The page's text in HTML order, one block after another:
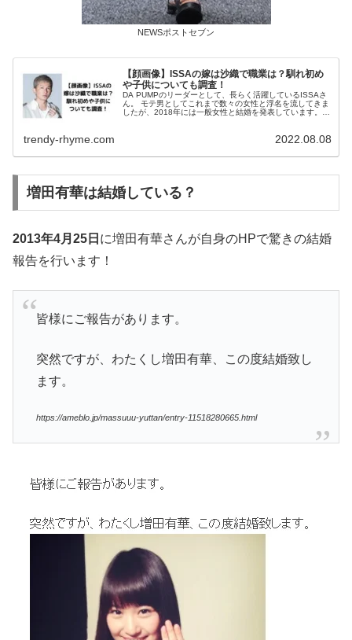
NEWSポストセブン
【顔画像】ISSAの嫁は沙織で職業は？馴れ初め
や子供についても調査！
DA PUMPのリーダーとして、長らく活躍しているISSAさ
ん。 モテ男としてこれまで数々の女性と浮名を流してきま
したが、2018年には一般女性と結婚を発表しています。
trendy-rhyme.com 2022.08.08
増田有華は結婚している？
2013年4月25日 に増田有華さんが自身のHPで驚きの結婚
報告を行います！
皆様にご報告があります。
突然ですが、わたくし増田有華、この度結婚致し
ます。
https://ameblo.jp/massuuu-yuttan/entry-11518280665.html